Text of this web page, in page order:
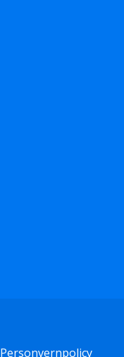
Personvernpolicy